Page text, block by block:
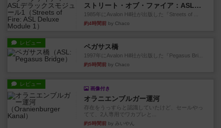
ストリート・オブ・ファイア：ASLデラックスモジュール1
1985年にAvalon Hill社が出版した『Streets of ...
約4時間前 by Chaco
レビュー ペガサス橋
1997年にAvalon Hill社が出版した『Pegasus Bri...
約5時間前 by Chaco
レビュー
画像付き
オラニエンブルガー運河
存在をうっすらと認識していたけど、セールやっ
てて、2人専用でワカプレと...
約5時間前 by みいやん